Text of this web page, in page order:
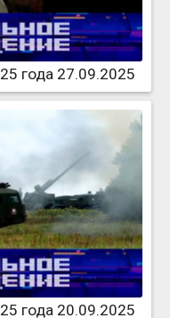
года 27.09.2025
года 20.09.2025